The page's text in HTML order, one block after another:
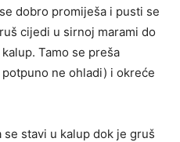
dobro promiješa i pusti se
cijedi u sirnoj marami do
Tamo se preša
ne ohladi) i okreće
stavi u kalup dok je gruš